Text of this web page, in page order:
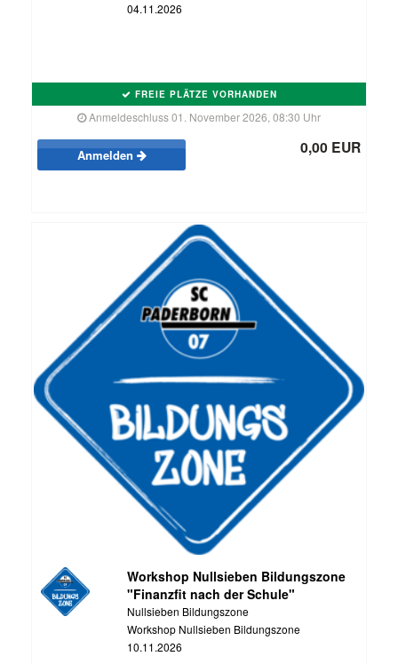
04.11.2026
FREIE PLÄTZE VORHANDEN
Anmeldeschluss 01. November 2026, 08:30 Uhr
Anmelden 0,00 EUR
Workshop Nullsieben Bildungszone
"Finanzfit nach der Schule"
Nullsieben Bildungszone
Workshop Nullsieben Bildungszone
10.11.2026